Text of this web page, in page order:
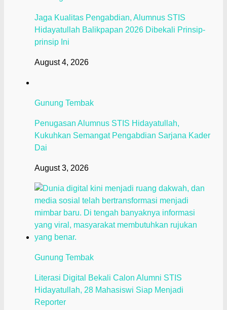
Jaga Kualitas Pengabdian, Alumnus STIS
Hidayatullah Balikpapan 2026 Dibekali Prinsip-
prinsip Ini
August 4, 2026
Gunung Tembak
Penugasan Alumnus STIS Hidayatullah,
Kukuhkan Semangat Pengabdian Sarjana Kader
Dai
August 3, 2026
Gunung Tembak
Literasi Digital Bekali Calon Alumni STIS
Hidayatullah, 28 Mahasiswi Siap Menjadi
Reporter